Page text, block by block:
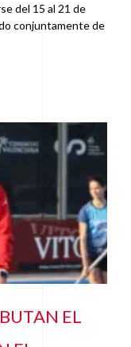
del 15 al 21 de
conjuntamente de
EL